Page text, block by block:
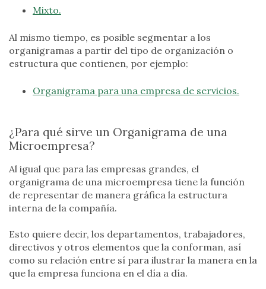
Mixto.
Al mismo tiempo, es posible segmentar a los
organigramas a partir del tipo de organización o
estructura que contienen, por ejemplo:
Organigrama para una empresa de servicios.
¿Para qué sirve un Organigrama de una
Microempresa?
Al igual que para las empresas grandes, el
organigrama de una microempresa tiene la función
de representar de manera gráfica la estructura
interna de la compañía.
Esto quiere decir, los departamentos, trabajadores,
directivos y otros elementos que la conforman, así
como su relación entre sí para ilustrar la manera en la
que la empresa funciona en el día a día.